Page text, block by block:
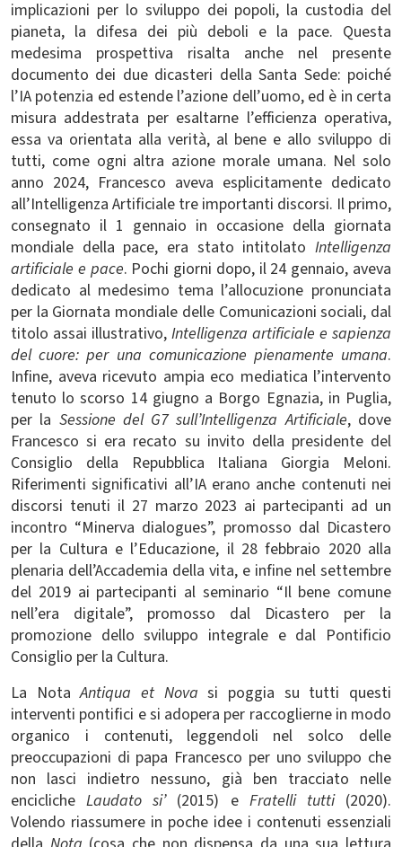
implicazioni per lo sviluppo dei popoli, la custodia del
pianeta, la difesa dei più deboli e la pace. Questa
medesima prospettiva risalta anche nel presente
documento dei due dicasteri della Santa Sede: poiché
l’IA potenzia ed estende l’azione dell’uomo, ed è in certa
misura addestrata per esaltarne l’efficienza operativa,
essa va orientata alla verità, al bene e allo sviluppo di
tutti, come ogni altra azione morale umana. Nel solo
anno 2024, Francesco aveva esplicitamente dedicato
all’Intelligenza Artificiale tre importanti discorsi. Il primo,
consegnato il 1 gennaio in occasione della giornata
mondiale della pace, era stato intitolato Intelligenza
artificiale e pace. Pochi giorni dopo, il 24 gennaio, aveva
dedicato al medesimo tema l’allocuzione pronunciata
per la Giornata mondiale delle Comunicazioni sociali, dal
titolo assai illustrativo, Intelligenza artificiale e sapienza
del cuore: per una comunicazione pienamente umana.
Infine, aveva ricevuto ampia eco mediatica l’intervento
tenuto lo scorso 14 giugno a Borgo Egnazia, in Puglia,
per la Sessione del G7 sull’Intelligenza Artificiale, dove
Francesco si era recato su invito della presidente del
Consiglio della Repubblica Italiana Giorgia Meloni.
Riferimenti significativi all’IA erano anche contenuti nei
discorsi tenuti il 27 marzo 2023 ai partecipanti ad un
incontro “Minerva dialogues”, promosso dal Dicastero
per la Cultura e l’Educazione, il 28 febbraio 2020 alla
plenaria dell’Accademia della vita, e infine nel settembre
del 2019 ai partecipanti al seminario “Il bene comune
nell’era digitale”, promosso dal Dicastero per la
promozione dello sviluppo integrale e dal Pontificio
Consiglio per la Cultura.
La NotaAntiqua et Nova si poggia su tutti questi
interventi pontifici e si adopera per raccoglierne in modo
organico i contenuti, leggendoli nel solco delle
preoccupazioni di papa Francesco per uno sviluppo che
non lasci indietro nessuno, già ben tracciato nelle
enciclicheLaudato si’(2015) e Fratelli tutti(2020).
Volendo riassumere in poche idee i contenuti essenziali